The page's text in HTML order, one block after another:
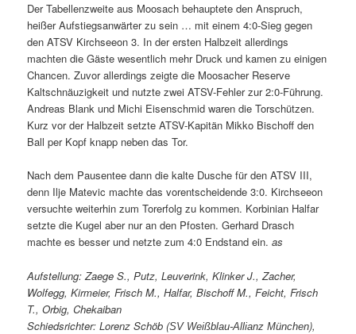
Der Tabellenzweite aus Moosach behauptete den Anspruch,
heißer Aufstiegsanwärter zu sein … mit einem 4:0-Sieg gegen
den ATSV Kirchseeon 3. In der ersten Halbzeit allerdings
machten die Gäste wesentlich mehr Druck und kamen zu einigen
Chancen. Zuvor allerdings zeigte die Moosacher Reserve
Kaltschnäuzigkeit und nutzte zwei ATSV-Fehler zur 2:0-Führung.
Andreas Blank und Michi Eisenschmid waren die Torschützen.
Kurz vor der Halbzeit setzte ATSV-Kapitän Mikko Bischoff den
Ball per Kopf knapp neben das Tor.
Nach dem Pausentee dann die kalte Dusche für den ATSV III,
denn Ilje Matevic machte das vorentscheidende 3:0. Kirchseeon
versuchte weiterhin zum Torerfolg zu kommen. Korbinian Halfar
setzte die Kugel aber nur an den Pfosten. Gerhard Drasch
machte es besser und netzte zum 4:0 Endstand ein.as
Aufstellung: Zaege S., Putz, Leuverink, Klinker J., Zacher,
Wolfegg, Kirmeier, Frisch M., Halfar, Bischoff M., Feicht, Frisch
T., Orbig, Chekaiban
Schiedsrichter: Lorenz Schöb (SV Weißblau-Allianz München),